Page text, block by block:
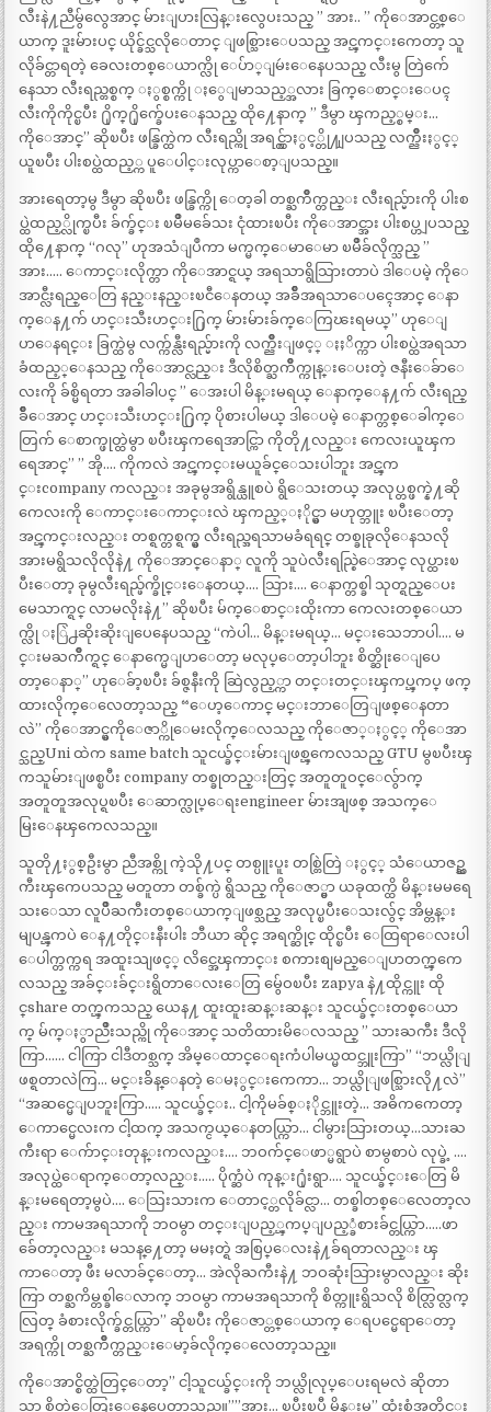
လီးနဲ႔ညီမွ်လွေအာင္ မ်ားျပားလြန္းလွေပးသည္ ” အား.. ” ကိုေအာင္တစ္ေ
ယာက္ ဒူးမ်ားပင္ ယိုင္ခ်င္သလိုေတာင္ ျဖစ္သြားေပသည္ အင္ၾကင္းကေတာ့ သူ
လိုခ်င္တာရတဲ့ ခေလးတစ္ေယာက္လို ေပ်ာ္ျမဴးေနေပသည္ လီးမွ တြဲက်ေ
နေသာ လီးရည္တစ္စက္ ႏွစ္စက္ကို ႏွေျမာသည့္အလား ခြက္ေစာင္းေပၚ
လီးကိုကိုင္ၿပီး ႐ိုက္႐ိုက္ခ်ေပးေနသည္ ထို႔ေနာက္ ” ဒီမွာ ၾကည့္စမ္း…
ကိုေအာင္” ဆိုၿပီး ဖန္ခြက္ထဲက လီးရည္ကို အရင္လွ်ာႏွင့္တို႔ျပသည္ လက္ညိဳးႏွင့္
ယူၿပီး ပါးစပ္ထဲထည့္က ပူေပါင္းလုပ္ကာေစာ့ျပသည္။
အားရေတာ့မွ ဒီမွာ ဆိုၿပီး ဖန္ခြက္ကို ေတ့ခါ တစ္ႀကိဳက္တည္း လီးရည္မ်ားကို ပါးစ
ပ္ထဲထည့္လိုက္ၿပီး ခ်က္ခ်င္း ၿမိဳမခ်ေသး ငုံထားၿပီး ကိုေအာင္အား ပါးစပ္ဟျပသည္
ထို႔ေနာက္ “ဂလု” ဟုအသံျပဳကာ မက္မက္ေမာေမာ ၿမိဳခ်လိုက္သည္ ”
အား….. ေကာင္းလိုက္တာ ကိုေအာင္ရယ္ အရသာရွိသြားတာပဲ ဒါေပမဲ့ ကိုေ
အာင္လီးရည္ေတြ နည္းနည္းၿငီေနတယ္ အခ်ိဳအရသာေပၚေအာင္ ေနာ
က္ေန႔က် ဟင္းသီးဟင္း႐ြက္ မ်ားမ်ားခ်က္ေကြၽးရမယ္” ဟုေျ
ပာေနရင္း ခြက္ထဲမွ လက္က်န္လီးရည္မ်ားကို လက္ညိဳးျဖင့္ ႏႈိက္ကာ ပါးစပ္ထဲအရသာ
ခံထည့္ေနသည္ ကိုေအာင္လည္း ဒီလိုစိတ္ႀကိဳက္ကုန္းေပးတဲ့ ဇနီးေခ်ာေ
လးကို ခ်စ္မိရတာ အခါခါပင္ ” ေအးပါ မိန္းမရယ္ ေနာက္ေန႔က် လီးရည္
ခ်ိဳေအာင္ ဟင္းသီးဟင္း႐ြက္ ပိုစားပါမယ္ ဒါေပမဲ့ ေနာက္တစ္ေခါက္ေ
တြက် ေစာက္ဖုတ္ထဲမွာ ၿပီးၾကရေအာင္ကြာ ကိုတို႔လည္း ကေလးယူၾက
ရေအာင္” ” အို…. ကိုကလဲ အင္ၾကင္းမယူခ်င္ေသးပါဘူး အင္ၾက
င္းcompany ကလည္း အခုမွအရွိန္ယူစပဲ ရွိေသးတယ္ အလုပ္တစ္ဖက္နဲ႔ဆို
ကေလးကို ေကာင္းေကာင္းလဲ ၾကည့္ႏိုင္မွာ မဟုတ္ဘူး ၿပီးေတာ့
အင္ၾကင္းလည္း တစ္ရက္တစ္ရက္မွ လီးရည္အရသာမခံရရင္ တစ္ခုခုလိုေနသလို
အားမရွိသလိုလိုနဲ႔ ကိုေအာင္ေနာ္ လူကို သူပဲလီးရည္စြဲေအာင္ လုပ္ထားၿ
ပီးေတာ့ ခုမွလီးရည္ဖ်က္ခိုင္းေနတယ္…. သြား…. ေနာက္တစ္ခါ သုတ္ရည္ေပး
မေသာက္ရင္ လာမလိုးနဲ႔” ဆိုၿပီး မ်က္ေစာင္းထိုးကာ ကေလးတစ္ေယာ
က္လို ႏြဲ႕ဆိုးဆိုးျပေနေပသည္ “ကဲပါ… မိန္းမရယ္… မင္းသေဘာပါ…. မ
င္းမႀကိဳက္ရင္ ေနာက္မေျပာေတာ့ မလုပ္ေတာ့ပါဘူး စိတ္ဆိုးေျပေ
တာ့ေနာ္” ဟုေခ်ာ့ၿပီး ခ်စ္ဇနီးကို ဆြဲလွည့္ကာ တင္းတင္းၾကပ္ၾကပ္ ဖက္
ထားလိုက္ေလေတာ့သည္ “ေဟ့ေကာင္ မင္းဘာေတြျဖစ္ေနတာ
လဲ” ကိုေအာင္မွကိုေဇာ္ကိုေမးလိုက္ေလသည္ ကိုေဇာ္ႏွင့္ ကိုေအာ
င္သည္Uni ထဲက same batch သူငယ္ခ်င္းမ်ားျဖစ္ၾကေလသည္ GTU မွၿပီးၾ
ကသူမ်ားျဖစ္ၿပီး company တစ္ခုတည္းတြင္ အတူတူဝင္ေလွ်ာက္
အတူတူအလုပ္ရၿပီး ေဆာက္လုပ္ေရးengineer မ်ားအျဖစ္ အသက္ေ
မြးေနၾကေလသည္။
သူတို႔ႏွစ္ဦးမွာ ညီအစ္ကို ကဲ့သို႔ပင္ တစ္ပူးပူး တစ္တြဲတြဲ ႏွင့္ သံေယာဇဥ္ႀ
ကီးၾကေပသည္ မတူတာ တစ္ခ်က္ပဲ ရွိသည္ ကိုေဇာ္မွာ ယခုထက္ထိ မိန္းမမရေ
သးေသာ လူပ်ိဳႀကီးတစ္ေယာက္ျဖစ္သည္ အလုပ္ၿပီးေသးလွ်င္ အိမ္တန္း
မျပန္ၾကပဲ ေန႔တိုင္းနီးပါး ဘီယာ ဆိုင္ အရက္ဆိုင္ ထိုင္ၿပီး ေထြရာေလးပါ
ေပါက္တက္ကရ အထူးသျဖင့္ လိင္အေၾကာင္း စကားစျမည္ေျပာတက္ၾကေ
လသည္ အခ်င္းခ်င္းရွိတာေလးေတြ မွ်ေဝၿပီး zapya နဲ႔ထိုင္ကူး ထို
င္share တက္ၾကသည္ ယေန႔ ထူးထူးဆန္းဆန္း သူငယ္ခ်င္းတစ္ေယာ
က္ မ်က္ႏွာညိဳးသည္ကို ကိုေအာင္ သတိထားမိေလသည္ ” သားႀကီး ဒီလို
ကြာ…… ငါကြာ ငါဒီတစ္သက္ အိမ္ေထာင္ေရးကံပါမယ္မထင္ဘူးကြာ” “ဘယ္လိုျ
ဖစ္ရတာလဲကြ… မင္းခ်ိန္ေနတဲ့ ေမႏွင္းကေကာ… ဘယ္လိုျဖစ္သြားလို႔လဲ”
“အဆင္မေျပဘူးကြာ….. သူငယ္ခ်င္း.. ငါ့ကိုမခ်စ္ႏိုင္ဘူးတဲ့… အဓိကကေတာ့
ေကာင္မေလးက ငါ့ထက္ အသက္ငယ္ေနတယ္ကြာ… ငါမွားသြားတယ္…သားႀ
ကီးရာ ေက်ာင္းတုန္းကလည္း…. ဘဝက်င္ေဖာ္မရွာပဲ စာမွစာပဲ လုပ္ခဲ့ ….
အလုပ္ထဲေရာက္ေတာ့လည္း….. ပိုက္ဆံပဲ ကုန္း႐ုံးရွာ…. သူငယ္ခ်င္းေတြ မိ
န္းမရေတာ့မွပဲ…. ေသြးသားက ေတာင့္တလိုခ်င္လာ… တစ္ခါတစ္ေလေတာ့လ
ည္း ကာမအရသာကို ဘဝမွာ တင္းျပည့္ၾကပ္ျပည့္ခံစားခ်င္တယ္ကြာ…..ဖာ
ခ်ေတာ့လည္း မသန္႔ေတာ့ မမႈတ္ရဲ အစြပ္ေလးနဲ႔ခ်ရတာလည္း ၾ
ကာေတာ့ ဖီး မလာခ်င္ေတာ့… အဲလိုႀကီးနဲ႔ ဘဝဆုံးသြားမွာလည္း ဆိုး
ကြာ တစ္ႀကိမ္တစ္ခါေလာက္ ဘဝမွာ ကာမအရသာကို စိတ္ကူးရွိသလို စိတ္လြတ္လက္
လြတ္ ခံစားလိုက္ခ်င္တယ္ကြာ” ဆိုၿပီး ကိုေဇာ္တစ္ေယာက္ ေရပင္မေရာေတာ့
အရက္ကို တစ္ႀကိဳက္တည္းေမာ့ခ်လိုက္ေလေတာ့သည္။
ကိုေအာင္စိတ္ထဲတြင္ေတာ့” ငါ့သူငယ္ခ်င္းကို ဘယ္လိုလုပ္ေပးရမလဲ ဆိုတာ
သာ စိတ္ထဲေတြးေနေပေတာ့သည္။””အား… ၿပီးၿပီ မိန္းမ” ထုံးစံအတိုင္း